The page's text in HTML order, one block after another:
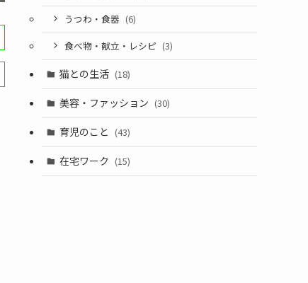
うつわ・食器 (6)
食べ物・献立・レシピ (3)
猫との生活 (18)
美容・ファッション (30)
育児のこと (43)
在宅ワーク (15)